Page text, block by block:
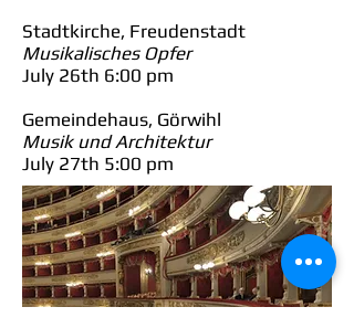
Stadtkirche, Freudenstadt
Musikalisches Opfer
July 26th 6:00 pm
Gemeindehaus, Görwihl
Musik und Architektur
July 27th 5:00 pm